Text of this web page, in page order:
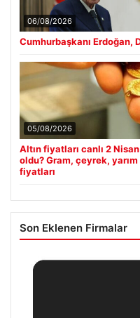
06/08/2026
Cumhurbaşkanı
05/08/2026
Altın fiyatları canlı 2
oldu? Gram, çeyrek, yarım
fiyatları
Son Eklenen Firmalar